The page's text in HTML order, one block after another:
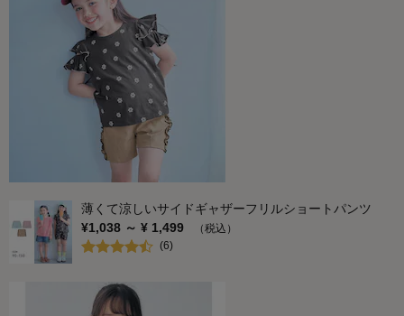
薄くて涼しいサイドギャザーフリルショートパンツ
¥1,038 ～ ¥ 1,499
（税込）
(6)